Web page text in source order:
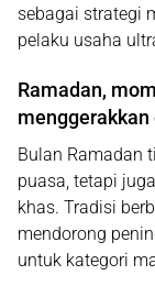
sebagai strategi
pelaku usaha
Ramadan,
Bulan Ramadan
puasa, tetapi
khas. Tradisi
mendorong
untuk kategori